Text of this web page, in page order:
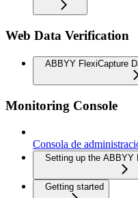
Web Data Verification
ABBYY FlexiCapture
Monitoring Console
Consola de
Setting up the ABBYY
Getting started